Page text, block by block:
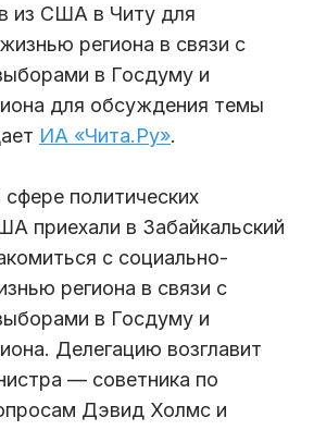
из США в Читу для
региона в связи с
в Госдуму и
для обсуждения темы
ИА «Чита.Ру».
политических
приехали в Забайкальский
с социально-
региона в связи с
в Госдуму и
Делегацию возглавит
— советника по
Дэвид Холмс и